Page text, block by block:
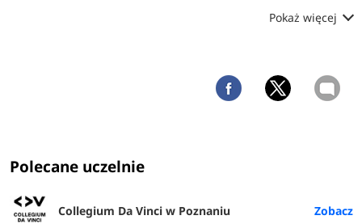
Pokaż więcej
Polecane uczelnie
Collegium Da Vinci w Poznaniu